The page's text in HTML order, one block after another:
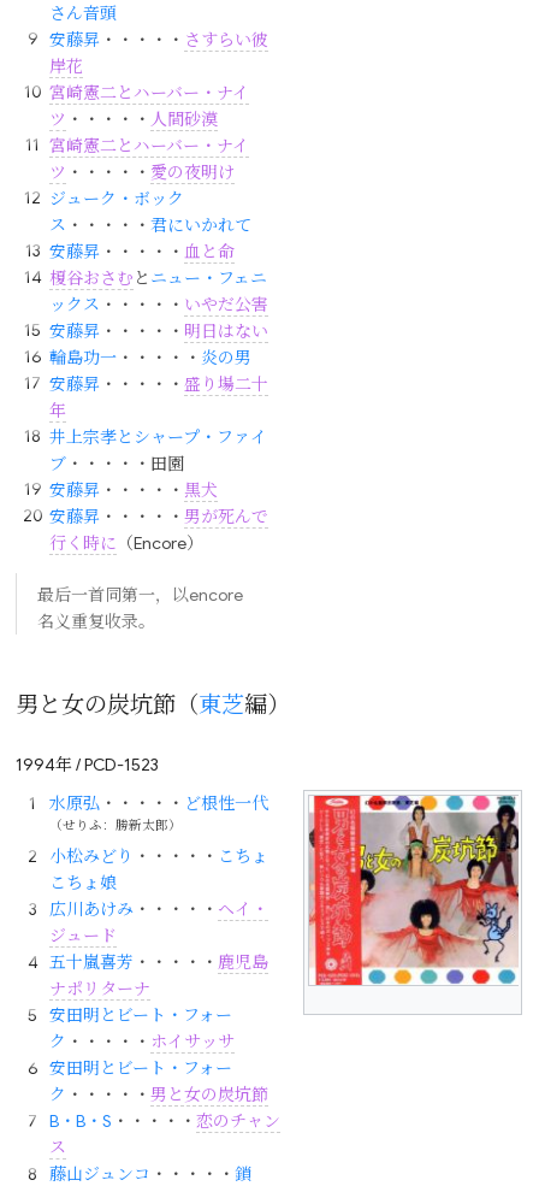
さん音頭
安藤昇 ・・・・・ さすらい彼
岸花
宮崎憲二とハーバー・ナイ
ツ ・・・・・ 人間砂漠
宮崎憲二とハーバー・ナイ
ツ ・・・・・ 愛の夜明け
ジューク・ボック
ス ・・・・・君にいかれて
安藤昇 ・・・・・ 血と命
榎谷おさむ と ニュー・フェニ
ックス ・・・・・ いやだ公害
安藤昇 ・・・・・ 明日はない
輪島功一 ・・・・・ 炎の男
安藤昇 ・・・・・盛り場二十
年
井上宗孝とシャープ・ファイ
ブ ・・・・・田園
安藤昇 ・・・・・ 黒犬
安藤昇 ・・・・・男が死んで
行く時に
（Encore）
最后一首同第一，以encore
名义重复收录。
男と女の炭坑節（東芝編）
1994年 / PCD-1523
水原弘 ・・・・・ ど根性一代
（せりふ：勝新太郎）
小松みどり ・・・・・ こちょ
こちょ娘
広川あけみ ・・・・・ ヘイ・
ジュード
五十嵐喜芳 ・・・・・ 鹿児島
ナポリターナ
安田明とビート・フォー
ク ・・・・・ ホイサッサ
安田明とビート・フォー
ク ・・・・・男と女の炭坑節
B・B・S ・・・・・恋のチャン
ス
藤山ジュンコ ・・・・・鎖